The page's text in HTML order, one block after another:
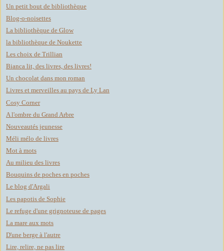
Un petit bout de bibliothèque
Blog-o-noisettes
La bibliothèque de Glow
la bibliothèque de Noukette
Les choix de Trillian
Bianca lit, des livres, des livres!
Un chocolat dans mon roman
Livres et merveilles au pays de Ly Lan
Cosy Corner
A l'ombre du Grand Arbre
Nouveautés jeunesse
Méli mélo de livres
Mot à mots
Au milieu des livres
Bouquins de poches en poches
Le blog d'Argali
Les papotis de Sophie
Le refuge d'une grignoteuse de pages
La mare aux mots
D'une berge à l'autre
Lire, relire, ne pas lire